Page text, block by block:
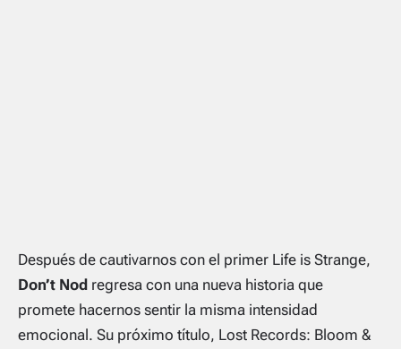
Después de cautivarnos con el primer Life is Strange,
Don’t Nod regresa con una nueva historia que
promete hacernos sentir la misma intensidad
emocional. Su próximo título, Lost Records: Bloom &